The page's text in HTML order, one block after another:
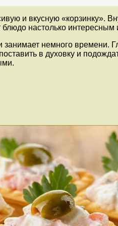
и вкусную
настолько
немного времени.
в духовку и